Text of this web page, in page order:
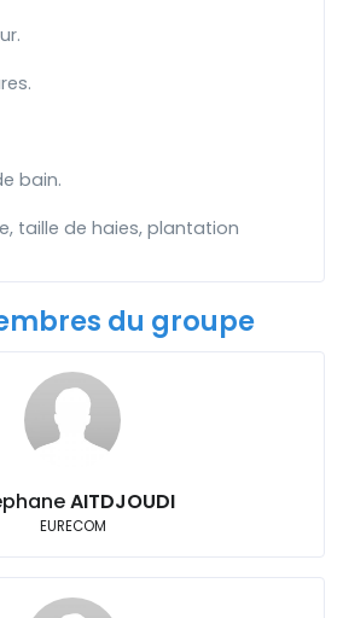
bain.
taille de haies, plantation
du groupe
AITDJOUDI
EURECOM